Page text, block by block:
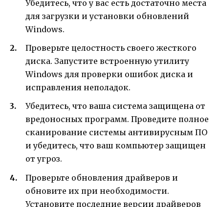
Убедитесь, что у вас есть достаточно места
для загрузки и установки обновлений
Windows.
Проверьте целостность своего жесткого
диска. Запустите встроенную утилиту
Windows для проверки ошибок диска и
исправления неполадок.
Убедитесь, что ваша система защищена от
вредоносных программ. Проведите полное
сканирование системы антивирусным ПО
и убедитесь, что ваш компьютер защищен
от угроз.
Проверьте обновления драйверов и
обновите их при необходимости.
Установите последние версии драйверов